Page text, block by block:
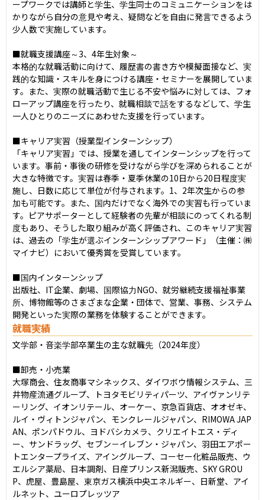
ープワークでは講師と学生、学生同士のコミュニケーションをは
かりながら自分の意見や考え、疑問などを自由に発言できるよう
少人数で実施しています。
■就職支援講座～3、4年生対象～
本格的な就職活動に向けて、履歴書の書き方や模擬面接など、実
践的な知識・スキルを身につける講座・セミナーを展開していま
す。また、実際の就職活動で生じる不安や悩みに対しては、フォ
ローアップ講座を行ったり、就職相談で話をするなどして、学生
一人ひとりのニーズにあわせた支援を行っています。
■キャリア実習（授業型インターンシップ）
「キャリア実習」では、授業を通してインターンシップを行って
います。事前・事後の研修を受けながら学びを深められることが
大きな特徴です。実習は春季・夏季休業の10日から20日程度実
施し、日数に応じて単位が付与されます。1、2年次生からの参
加も可能です。また、国内だけでなく海外での実習も行っていま
す。ピアサポーターとして経験者の先輩が相談にのってくれる制
度もあり、そうした取り組みが高く評価され、このキャリア実習
は、過去の「学生が選ぶインターンシップアワード」（主催：㈱
マイナビ）において優秀賞を受賞しています。
■国内インターンシップ
出版社、IT企業、劇場、国際協力NGO、就労継続支援福祉事業
所、博物館等のさまざまな企業・団体で、営業、事務、システム
開発といった実際の業務を体験することができます。
就職実績
文学部・音楽学部卒業生の主な就職先（2024年度）
■卸売・小売業
大塚商会、住友商事マシネックス、ダイワボウ情報システム、三
井物産流通グループ、トヨタモビリティパーツ、アイヴァンリテ
ーリング、イオンリテール、オーケー、京急百貨店、オオゼキ、
ルイ・ヴィトンジャパン、モンクレールジャパン、RIMOWA JAP
AN、ポンパドウル、ヨドバシカメラ、クリエイトエス・ディ
ー、サンドラッグ、セブン－イレブン・ジャパン、羽田エアポー
トエンタープライズ、アイングループ、コーセー化粧品販売、ウ
エルシア薬局、日本調剤、日産プリンス新潟販売、SKY GROU
P、虎屋、豊島屋、東京ガス横浜中央エネルギー、日新堂、アイ
ルネット、ユーロプレッツア